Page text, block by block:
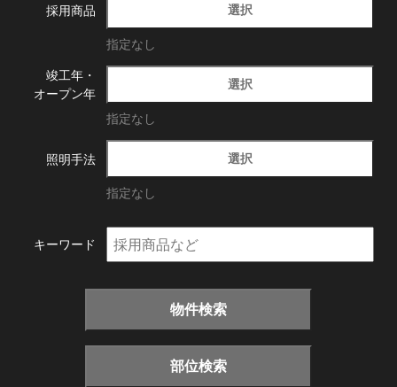
採用商品 選択
指定なし
竣工年・
オープン年
選択
指定なし
照明手法 選択
指定なし
キーワード
物件検索
部位検索